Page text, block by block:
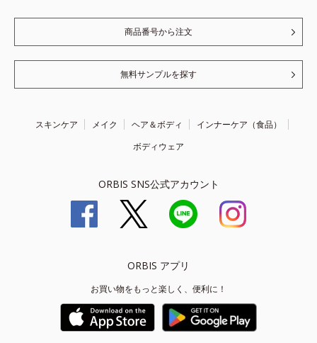
商品番号から注文
無料サンプルを探す
スキンケア メイク ヘア＆ボディ
インナーケア（食品）
ボディウェア
ORBIS SNS公式アカウント
ORBIS アプリ
お買い物をもっと楽しく、便利に！